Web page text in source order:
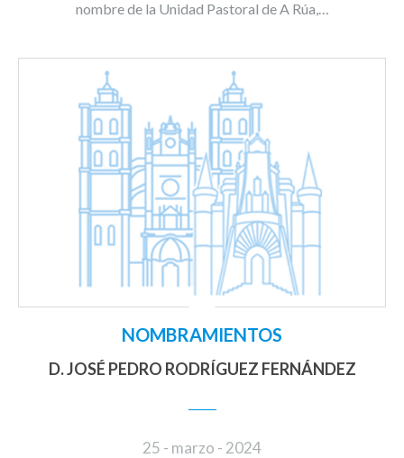
nombre de la Unidad Pastoral de A Rúa,…
NOMBRAMIENTOS
D. JOSÉ PEDRO RODRÍGUEZ FERNÁNDEZ
25 - marzo - 2024